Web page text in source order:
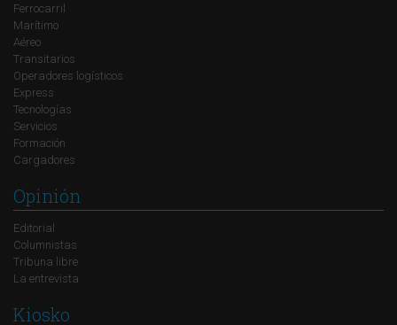
Ferrocarril
Marítimo
Aéreo
Transitarios
Operadores logísticos
Express
Tecnologías
Servicios
Formación
Cargadores
Opinión
Editorial
Columnistas
Tribuna libre
La entrevista
Kiosko